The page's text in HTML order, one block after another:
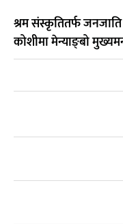
श्रम संस्कृतितर्फ
कोशीमा मेन्याङ्बो